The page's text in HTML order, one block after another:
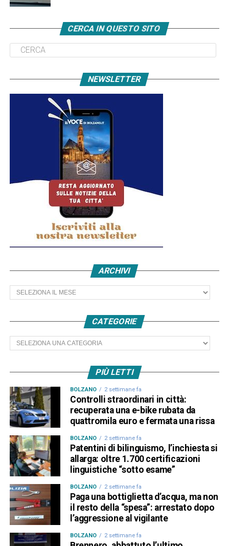
CERCA IN QUESTO SITO
NEWSLETTER
ARCHIVI
Archivi
CATEGORIE
Categorie
PIÙ LETTI
BOLZANO 2 settimane fa
Controlli straordinari in città:
recuperata una e-bike rubata da
quattromila euro e fermata una rissa
BOLZANO 2 settimane fa
Patentini di bilinguismo, l’inchiesta si
allarga: oltre 1.700 certificazioni
linguistiche “sotto esame”
BOLZANO 2 settimane fa
Paga una bottiglietta d’acqua, ma non
il resto della “spesa”: arrestato dopo
l’aggressione al vigilante
BOLZANO 2 settimane fa